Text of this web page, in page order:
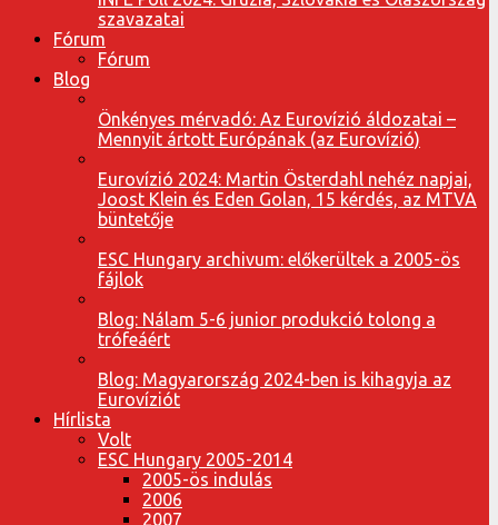
szavazatai
Fórum
Fórum
Blog
Önkényes mérvadó: Az Eurovízió áldozatai –
Mennyit ártott Európának (az Eurovízió)
Eurovízió 2024: Martin Österdahl nehéz napjai,
Joost Klein és Eden Golan, 15 kérdés, az MTVA
büntetője
ESC Hungary archivum: előkerültek a 2005-ös
fájlok
Blog: Nálam 5-6 junior produkció tolong a
trófeáért
Blog: Magyarország 2024-ben is kihagyja az
Eurovíziót
Hírlista
Volt
ESC Hungary 2005-2014
2005-ös indulás
2006
2007